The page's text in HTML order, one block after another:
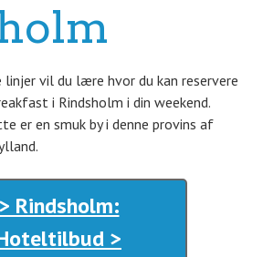
linjer vil du lære hvor du kan reservere
i Rindsholm i din weekend.
er en smuk by i denne provins af
> Rindsholm:
>